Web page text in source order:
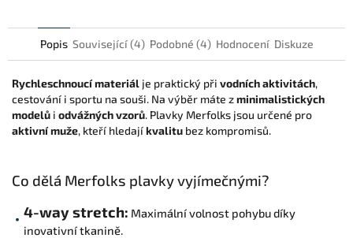
Popis Související (4) Podobné (4) Hodnocení Diskuze
Rychleschnoucí materiál je praktický při vodních aktivitách,
cestování i sportu na souši. Na výběr máte zminimalistických
modelů i odvážných vzorů. Plavky Merfolks jsou určené pro
aktivní muže, kteří hledajíkvalitu bez kompromisů.
Co dělá Merfolks plavky vyjímečnými?
4-way stretch: Maximální volnost pohybu díky
inovativní tkanině.